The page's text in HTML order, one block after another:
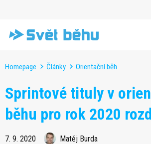
Homepage Články Orientační běh
Sprintové tituly v
běhu pro rok 2020
7. 9. 2020 Matěj Burda